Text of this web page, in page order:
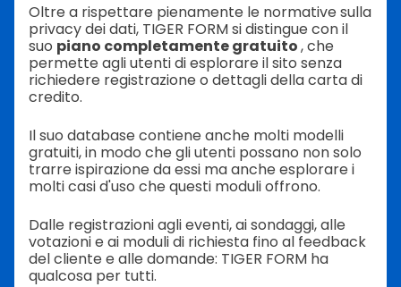
Oltre a rispettare pienamente le normative sulla
privacy dei dati, TIGER FORM si distingue con il
suo piano completamente gratuito, che
permette agli utenti di esplorare il sito senza
richiedere registrazione o dettagli della carta di
credito.
Il suo database contiene anche molti modelli
gratuiti, in modo che gli utenti possano non solo
trarre ispirazione da essi ma anche esplorare i
molti casi d'uso che questi moduli offrono.
Dalle registrazioni agli eventi, ai sondaggi, alle
votazioni e ai moduli di richiesta fino al feedback
del cliente e alle domande: TIGER FORM ha
qualcosa per tutti.